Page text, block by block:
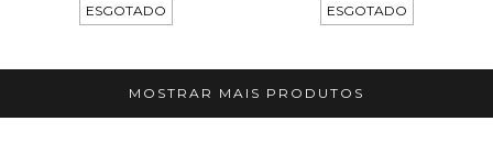
ESGOTADO
ESGOTADO
MOSTRAR MAIS PRODUTOS